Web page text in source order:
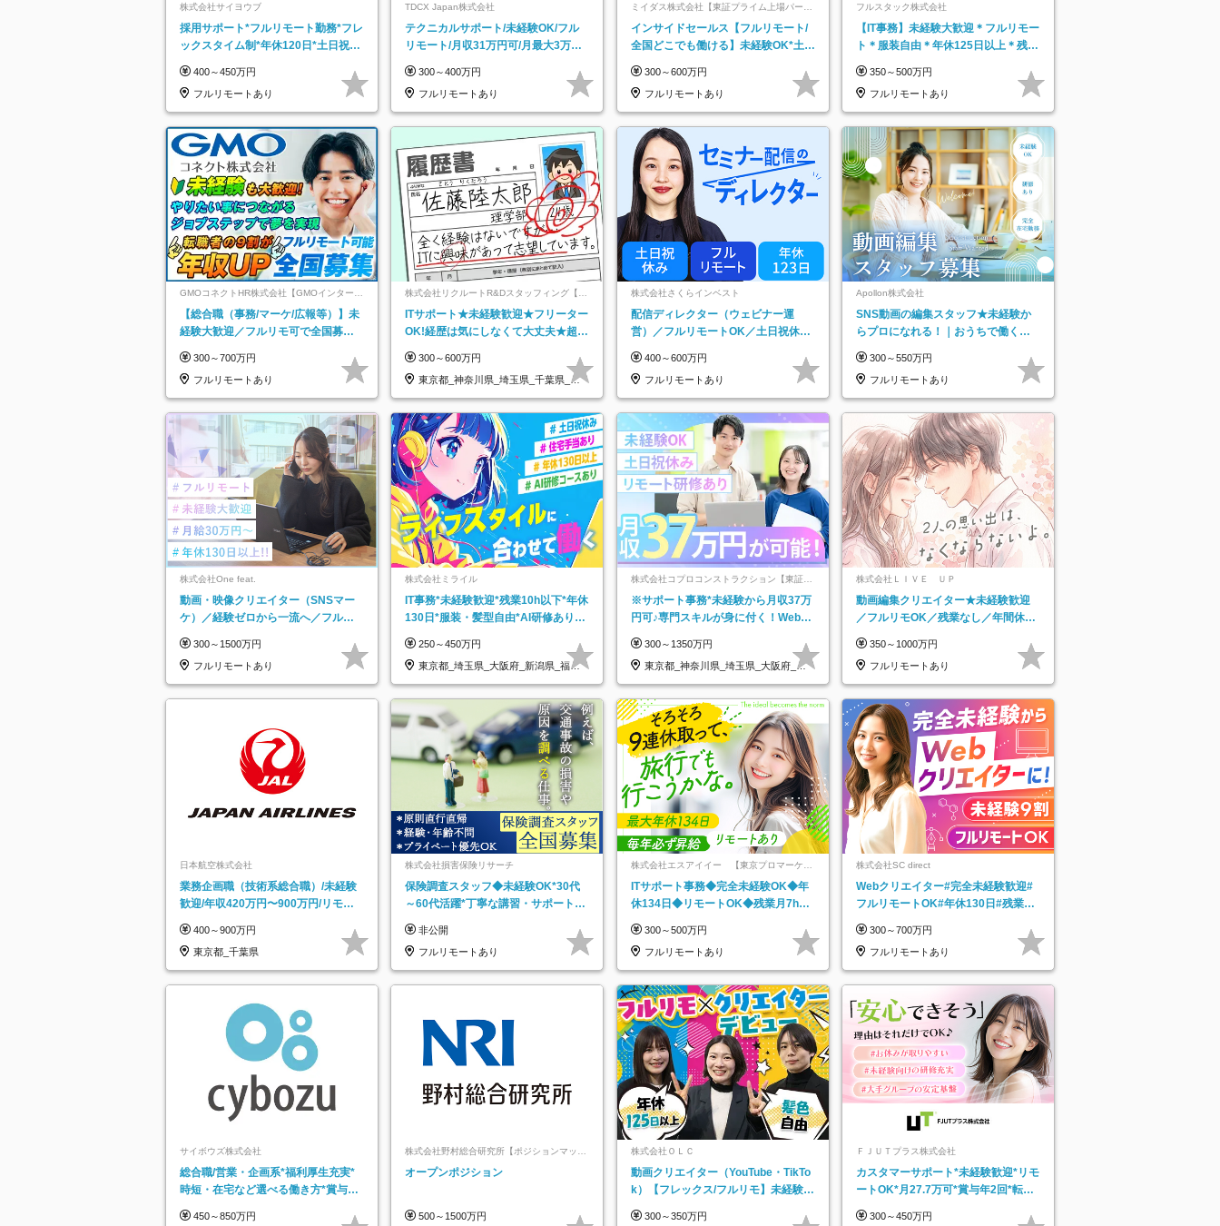
株式会社サイヨウブ
採用サポート*フルリモート勤務*フレ
ックスタイム制*年休120日*土日祝休
400～450万円
フルリモートあり
TDCX Japan株式会社
テクニカルサポート/未経験OK/フル
リモート/月収31万円可/月最大3万の
300～400万円
フルリモートあり
ミイダス株式会社【東証プライム上場パーソ
インサイドセールス【フルリモート/
全国どこでも働ける】未経験OK*土日
300～600万円
フルリモートあり
フルスタック株式会社
【IT事務】未経験大歓迎＊フルリモー
ト＊服装自由＊年休125日以上＊残業
350～500万円
フルリモートあり
GMOコネクトHR株式会社【GMOインターネ
ットグループ】
【総合職（事務/マーケ/広報等）】未
経験大歓迎／フルリモ可で全国募
★
300～700万円
フルリモートあり
株式会社リクルートR&Dスタッフィング【リ
クルートグループ】
ITサポート★未経験歓迎★フリーター
OK!経歴は気にしなくて大丈夫★超大
300～600万円
東京都_神奈川県_埼玉県_千葉県_大
阪府…
株式会社さくらインベスト
配信ディレクター（ウェビナー運
営）／フルリモートOK／土日祝休み
400～600万円
フルリモートあり
Apollon株式会社
SNS動画の編集スタッフ★未経験か
らプロになれる！｜おうちで働くフ
300～550万円
フルリモートあり
株式会社One feat.
動画・映像クリエイター（SNSマー
ケ）／経験ゼロから一流へ／フルリ
日以上
300～1500万円
フルリモートあり
株式会社ミライル
IT事務*未経験歓迎*残業10h以下*年休
130日*服装・髪型自由*AI研修あり*
250～450万円
東京都_埼玉県_大阪府_新潟県_福岡
県
株式会社コプロコンストラクション【東証プ
ライム上場コプロ・ホールディングス子会
社】
※サポート事務*未経験から月収37万
円可♪専門スキルが身に付く！Web面
300～1350万円
東京都_神奈川県_埼玉県_大阪府_愛
知県…
株式会社ＬＩＶＥ ＵＰ
動画編集クリエイター★未経験歓迎
／フルリモOK／残業なし／年間休日
実で安心
350～1000万円
フルリモートあり
日本航空株式会社
業務企画職（技術系総合職）/未経験
歓迎/年収420万円〜900万円/リモー
400～900万円
東京都_千葉県
株式会社損害保険リサーチ
保険調査スタッフ◆未経験OK*30代
～60代活躍*丁寧な講習・サポートあ
託
非公開
フルリモートあり
株式会社エスアイイー 【東京プロマーケッ
ITサポート事務◆完全未経験OK◆年
休134日◆リモートOK◆残業月7h以
300～500万円
フルリモートあり
株式会社SC direct
Webクリエイター#完全未経験歓迎#
フルリモートOK#年休130日#残業月
300～700万円
フルリモートあり
サイボウズ株式会社
総合職/営業・企画系*福利厚生充実*
時短・在宅など選べる働き方*賞与年
450～850万円
株式会社野村総合研究所【ポジションマッチ
オープンポジション
500～1500万円
株式会社ＯＬＣ
動画クリエイター（YouTube・TikTo
k）【フレックス/フルリモ】未経験O
300～350万円
ＦＪＵＴプラス株式会社
カスタマーサポート*未経験歓迎*リモ
ートOK*月27.7万可*賞与年2回*転勤
300～450万円